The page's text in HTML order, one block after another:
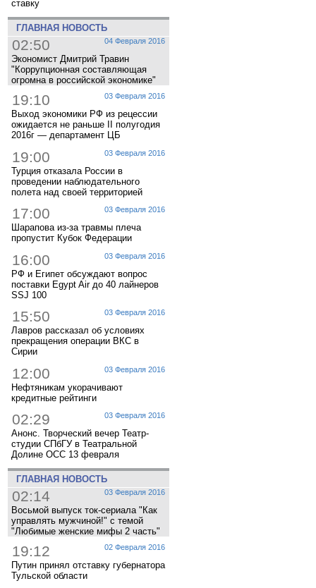
ставку
ГЛАВНАЯ НОВОСТЬ
04 Февраля 2016
02:50
Экономист Дмитрий Травин
"Коррупционная составляющая
огромна в российской экономике"
03 Февраля 2016
19:10
Выход экономики РФ из рецессии
ожидается не раньше II полугодия
2016г — департамент ЦБ
03 Февраля 2016
19:00
Турция отказала России в
проведении наблюдательного
полета над своей территорией
03 Февраля 2016
17:00
Шарапова из-за травмы плеча
пропустит Кубок Федерации
03 Февраля 2016
16:00
РФ и Египет обсуждают вопрос
поставки Egypt Air до 40 лайнеров
SSJ 100
03 Февраля 2016
15:50
Лавров рассказал об условиях
прекращения операции ВКС в
Сирии
03 Февраля 2016
12:00
Нефтяникам укорачивают
кредитные рейтинги
03 Февраля 2016
02:29
Анонс. Творческий вечер Театр-
студии СПбГУ в Театральной
Долине ОСС 13 февраля
ГЛАВНАЯ НОВОСТЬ
03 Февраля 2016
02:14
Восьмой выпуск ток-сериала "Как
управлять мужчиной!" с темой
"Любимые женские мифы 2 часть"
02 Февраля 2016
19:12
Путин принял отставку губернатора
Тульской области